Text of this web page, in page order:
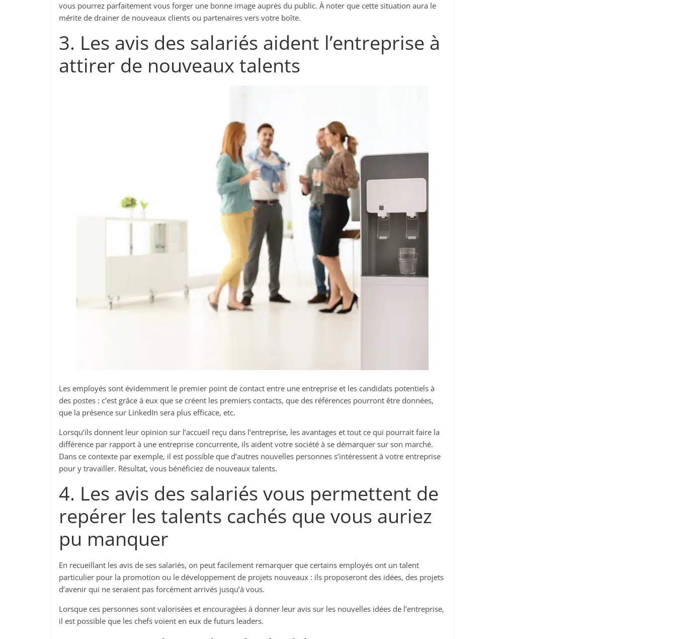
vous pourrez parfaitement vous forger une bonne image auprès du public. À noter que cette situation aura le
mérite de drainer de nouveaux clients ou partenaires vers votre boîte.
3. Les avis des salariés aident l’entreprise à
attirer de nouveaux talents
Les employés sont évidemment le premier point de contact entre une entreprise et les candidats potentiels à
des postes : c’est grâce à eux que se créent les premiers contacts, que des références pourront être données,
que la présence sur LinkedIn sera plus efficace, etc.
Lorsqu’ils donnent leur opinion sur l’accueil reçu dans l’entreprise, les avantages et tout ce qui pourrait faire la
différence par rapport à une entreprise concurrente, ils aident votre société à se démarquer sur son marché.
Dans ce contexte par exemple, il est possible que d’autres nouvelles personnes s’intéressent à votre entreprise
pour y travailler. Résultat, vous bénéficiez de nouveaux talents.
4. Les avis des salariés vous permettent de
repérer les talents cachés que vous auriez
pu manquer
En recueillant les avis de ses salariés, on peut facilement remarquer que certains employés ont un talent
particulier pour la promotion ou le développement de projets nouveaux : ils proposeront des idées, des projets
d’avenir qui ne seraient pas forcément arrivés jusqu’à vous.
Lorsque ces personnes sont valorisées et encouragées à donner leur avis sur les nouvelles idées de l’entreprise,
il est possible que les chefs voient en eux de futurs leaders.